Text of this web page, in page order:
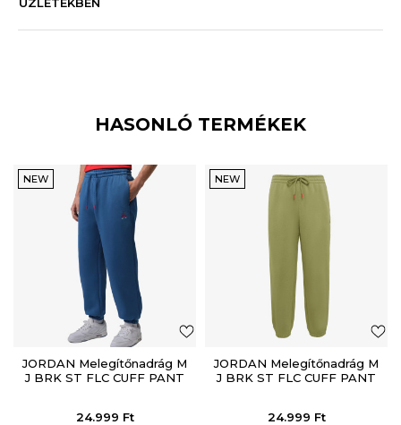
HASONLÓ TERMÉKEK
NEW
JORDAN Melegítőnadrág M
J BRK ST FLC CUFF PANT
24.999 Ft
NEW
JORDAN Melegítőnadrág M
J BRK ST FLC CUFF PANT
24.999 Ft